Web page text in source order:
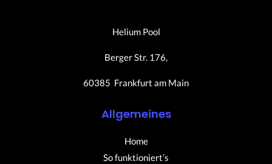
Helium Pool
Berger Str. 176,
60385 Frankfurt am Main
Allgemeines
Home
So funktioniert’s